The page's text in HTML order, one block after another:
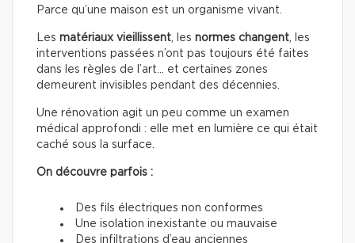
Parce qu’une maison est un organisme vivant.
Les matériaux vieillissent, les normes changent, les
interventions passées n’ont pas toujours été faites
dans les règles de l’art… et certaines zones
demeurent invisibles pendant des décennies.
Une rénovation agit un peu comme un examen
médical approfondi : elle met en lumière ce qui était
caché sous la surface.
On découvre parfois :
Des fils électriques non conformes
Une isolation inexistante ou mauvaise
Des infiltrations d’eau anciennes